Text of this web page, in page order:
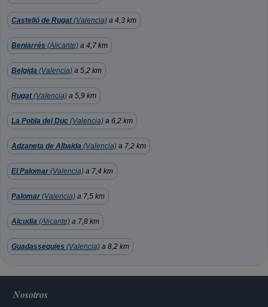
Castelló de Rugat(Valencia) a 4,3 km
Beniarrés (Alicante) a 4,7 km
Belgida (Valencia) a 5,2 km
Rugat(Valencia) a 5,9 km
La Pobla del Duc (Valencia) a 6,2 km
Adzaneta de Albaida (Valencia) a 7,2 km
El Palomar (Valencia) a 7,4 km
Palomar (Valencia) a 7,5 km
Alcudia (Alicante) a 7,8 km
Guadassequies (Valencia) a 8,2 km
Nosotros